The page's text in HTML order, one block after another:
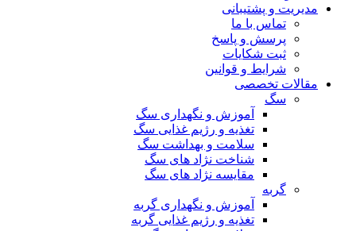
مدیریت و پشتیبانی
تماس با ما
پرسش و پاسخ
ثبت شکایات
شرایط و قوانین
مقالات تخصصی
سگ
آموزش و نگهداری سگ
تغذیه و رژیم غذایی سگ
سلامت و بهداشت سگ
شناخت نژاد های سگ
مقایسه نژاد های سگ
گربه
آموزش و نگهداری گربه
تغذیه و رژیم غذایی گربه